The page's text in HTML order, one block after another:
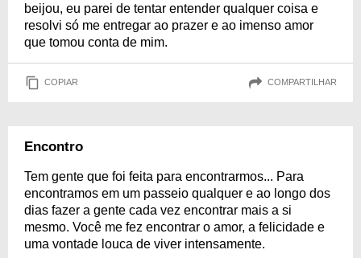
beijou, eu parei de tentar entender qualquer coisa e
resolvi só me entregar ao prazer e ao imenso amor
que tomou conta de mim.
COPIAR COMPARTILHAR
Encontro
Tem gente que foi feita para encontrarmos... Para
encontramos em um passeio qualquer e ao longo dos
dias fazer a gente cada vez encontrar mais a si
mesmo. Você me fez encontrar o amor, a felicidade e
uma vontade louca de viver intensamente.